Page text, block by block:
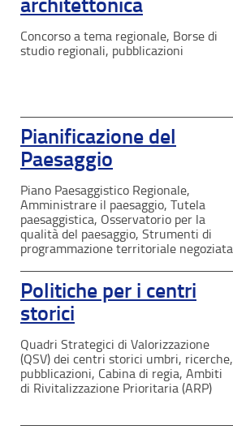
Concorso a tema regionale, Borse di
studio regionali, pubblicazioni
Pianificazione del
Paesaggio
Piano Paesaggistico Regionale,
Amministrare il paesaggio, Tutela
paesaggistica, Osservatorio per la
qualità del paesaggio, Strumenti di
programmazione territoriale negoziata
Politiche per i centri
storici
Quadri Strategici di Valorizzazione
(QSV) dei centri storici umbri, ricerche,
pubblicazioni, Cabina di regia, Ambiti
di Rivitalizzazione Prioritaria (ARP)